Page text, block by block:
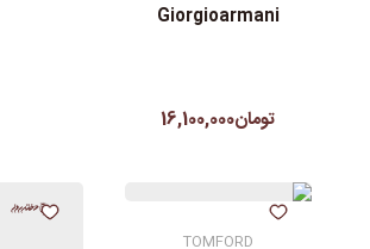
Giorgioarmani
تومان16,100,000
TOMFORD